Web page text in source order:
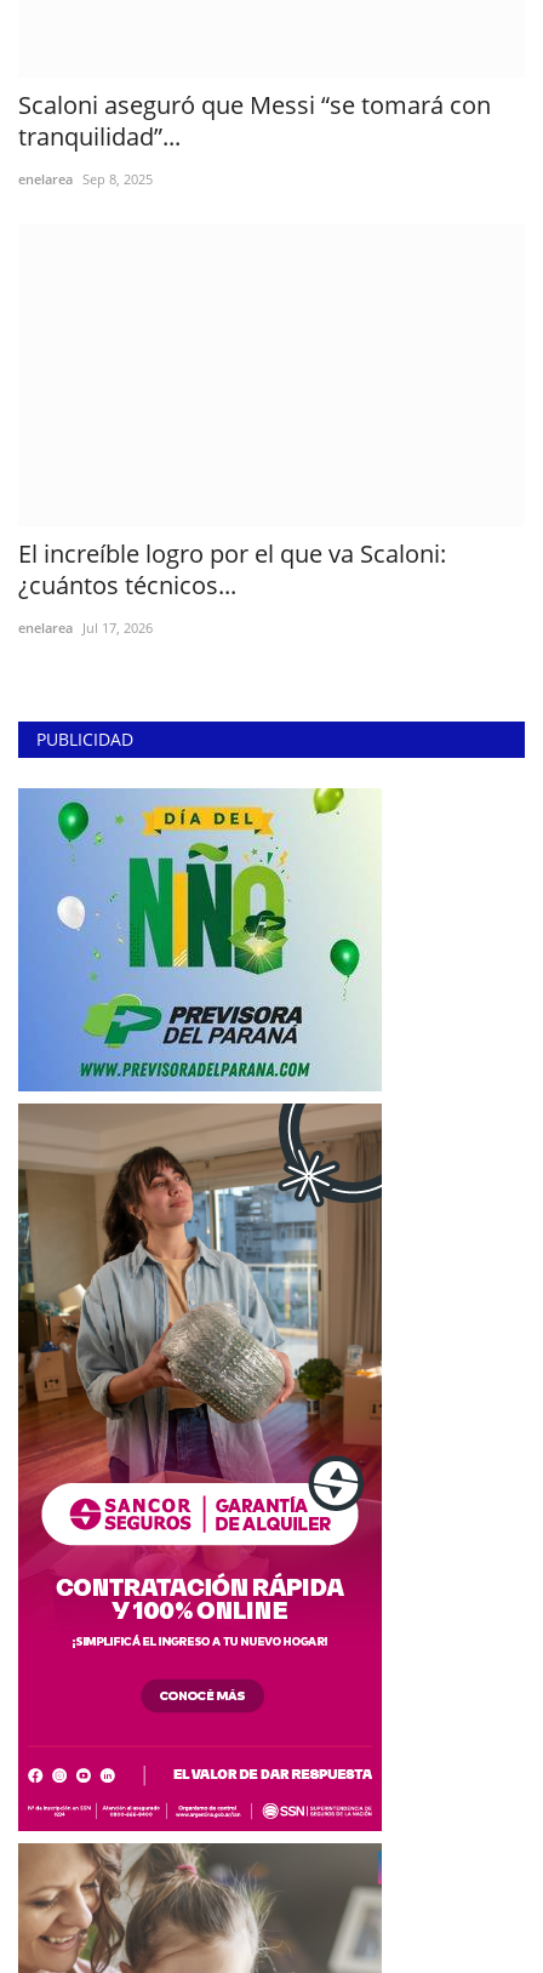
Scaloni aseguró que Messi “se tomará con
tranquilidad”...
enelarea Sep 8, 2025
El increíble logro por el que va Scaloni:
¿cuántos técnicos...
enelarea Jul 17, 2026
PUBLICIDAD